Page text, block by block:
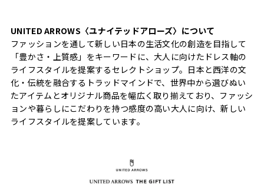
UNITED ARROWS〈ユナイテッドアローズ〉について
ファッションを通して新しい日本の生活文化の創造を目指して
「豊かさ・上質感」をキーワードに、大人に向けたドレス軸の
ライフスタイルを提案するセレクトショップ。日本と西洋の文
化・伝統を融合するトラッドマインドで、世界中から選びぬい
たアイテムとオリジナル商品を幅広く取り揃えており、ファッシ
ョンや暮らしにこだわりを持つ感度の高い大人に向け、新しい
ライフスタイルを提案しています。